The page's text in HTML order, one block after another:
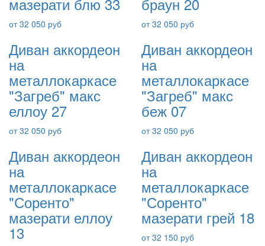
от 32 050 руб от 32 050 руб
Диван аккордеон
на
металлокаркасе
"Загреб" макс
еллоу 27
от 32 050 руб
Диван аккордеон
на
металлокаркасе
"Загреб" макс
беж 07
от 32 050 руб
Диван аккордеон
на
металлокаркасе
"Соренто"
мазерати еллоу
13
Диван аккордеон
на
металлокаркасе
"Соренто"
мазерати грей 18
от 32 150 руб